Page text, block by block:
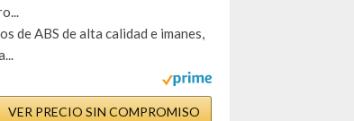
de ABS de alta calidad e imanes,
VER PRECIO SIN COMPROMISO